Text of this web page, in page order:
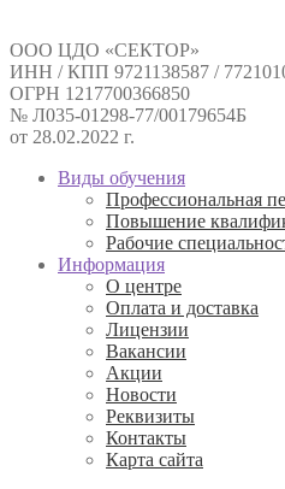
ООО ЦДО «СЕКТОР»
ИНН / КПП 9721138587 /
ОГРН 1217700366850
№ Л035-01298-77/00179654Б
от 28.02.2022 г.
Виды обучения
Профессиональная
Повышение
Рабочие
Информация
О центре
Оплата и доставка
Лицензии
Вакансии
Акции
Новости
Реквизиты
Контакты
Карта сайта